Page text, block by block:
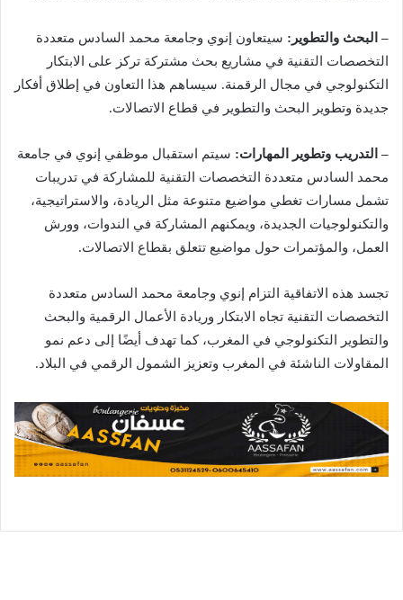
– البحث والتطوير: سيتعاون إنوي وجامعة محمد السادس متعددة
التخصصات التقنية في مشاريع بحث مشتركة تركز على الابتكار
التكنولوجي في مجال الرقمنة. سيساهم هذا التعاون في إطلاق أفكار
جديدة وتطوير البحث والتطوير في قطاع الاتصالات.
– التدريب وتطوير المهارات: سيتم استقبال موظفي إنوي في جامعة
محمد السادس متعددة التخصصات التقنية للمشاركة في تدريبات
تشمل مسارات تغطي مواضيع متنوعة مثل الريادة، والاستراتيجية،
والتكنولوجيات الجديدة، ويمكنهم المشاركة في الندوات، وورش
العمل، والمؤتمرات حول مواضيع تتعلق بقطاع الاتصالات.
تجسد هذه الاتفاقية التزام إنوي وجامعة محمد السادس متعددة
التخصصات التقنية تجاه الابتكار وريادة الأعمال الرقمية والبحث
والتطوير التكنولوجي في المغرب، كما تهدف أيضًا إلى دعم نمو
المقاولات الناشئة في المغرب وتعزيز الشمول الرقمي في البلاد.